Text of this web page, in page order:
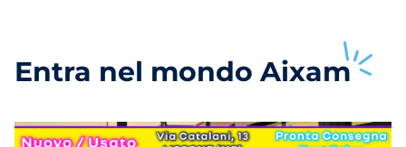
Entra nel mondo Aixam